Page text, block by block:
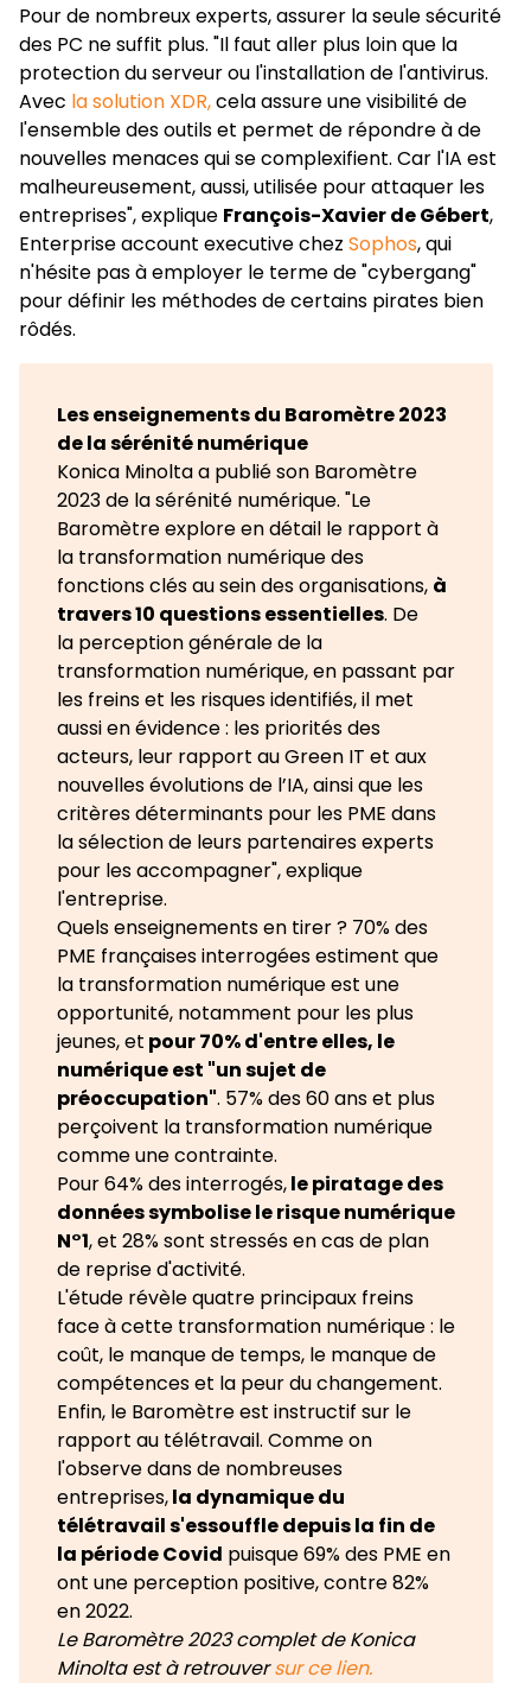
Pour de nombreux experts, assurer la seule sécurité
des PC ne suffit plus. "Il faut aller plus loin que la
protection du serveur ou l'installation de l'antivirus.
Avec la solution XDR,cela assure une visibilité de
l'ensemble des outils et permet de répondre à de
nouvelles menaces qui se complexifient. Car l'IA est
malheureusement, aussi, utilisée pour attaquer les
entreprises", explique François-Xavier de Gébert,
Enterprise account executive chez Sophos, qui
n'hésite pas à employer le terme de "cybergang"
pour définir les méthodes de certains pirates bien
rôdés.
Les enseignements du Baromètre 2023
de la sérénité numérique
Konica Minolta a publié son Baromètre
2023 de la sérénité numérique. "Le
Baromètre explore en détail le rapport à
la transformation numérique des
fonctions clés au sein des organisations, à
travers 10 questions essentielles. De
la perception générale de la
transformation numérique, en passant par
les freins et les risques identifiés, il met
aussi en évidence : les priorités des
acteurs, leur rapport au Green IT et aux
nouvelles évolutions de l’IA, ainsi que les
critères déterminants pour les PME dans
la sélection de leurs partenaires experts
pour les accompagner", explique
l'entreprise.
Quels enseignements en tirer ? 70% des
PME françaises interrogées estiment que
la transformation numérique est une
opportunité, notamment pour les plus
jeunes, et pour 70% d'entre elles, le
numérique est "un sujet de
préoccupation". 57% des 60 ans et plus
perçoivent la transformation numérique
comme une contrainte.
Pour 64% des interrogés,le piratage des
données symbolise le risque numérique
N°1, et 28% sont stressés en cas de plan
de reprise d'activité.
L'étude révèle quatre principaux freins
face à cette transformation numérique : le
coût, le manque de temps, le manque de
compétences et la peur du changement.
Enfin, le Baromètre est instructif sur le
rapport au télétravail. Comme on
l'observe dans de nombreuses
entreprises,la dynamique du
télétravail s'essouffle depuis la fin de
la période Covid puisque 69% des PME en
ont une perception positive, contre 82%
en 2022.
Le Baromètre 2023 complet de Konica
Minolta est à retrouversur ce lien.